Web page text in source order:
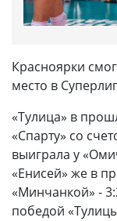
Красноярки
место в
«Тулица» в
«Спарту» со
выиграла у
«Енисей» же в
«Минчанкой» -
победой